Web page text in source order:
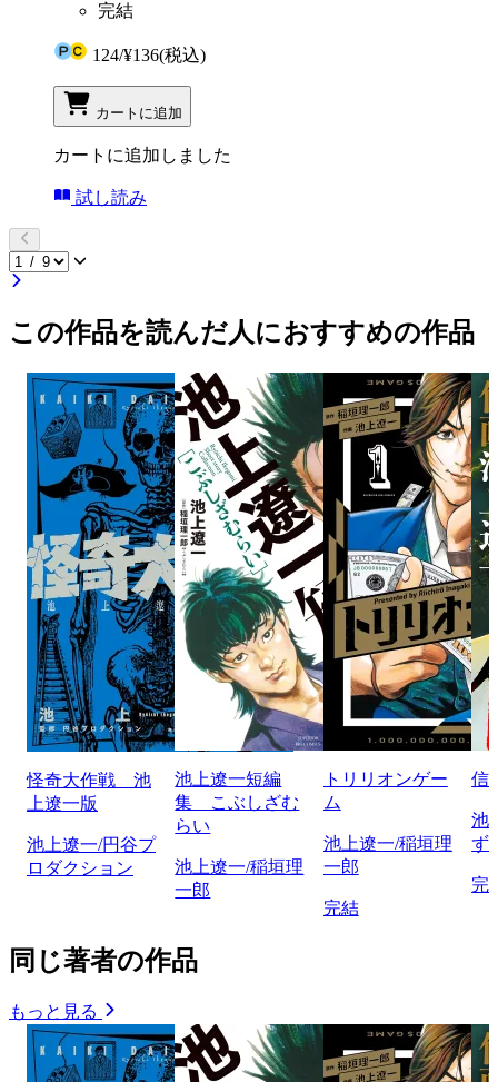
完結
124/¥136(税込)
カートに追加
カートに追加しました
試し読み
この作品を読んだ人におすすめの作品
怪奇大作戦 池
上遼一版
池上遼一/円谷プ
ロダクション
池上遼一短編
集 こぶしざむ
らい
池上遼一/稲垣理
一郎
トリリオンゲー
ム
池上遼一/稲垣理
一郎
完結
信
池
ず
完
同じ著者の作品
もっと見る